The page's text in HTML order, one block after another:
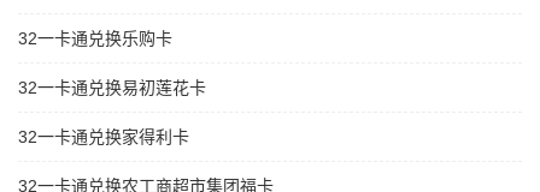
32一卡通兑换乐购卡
32一卡通兑换易初莲花卡
32一卡通兑换家得利卡
32一卡通兑换农工商超市集团福卡